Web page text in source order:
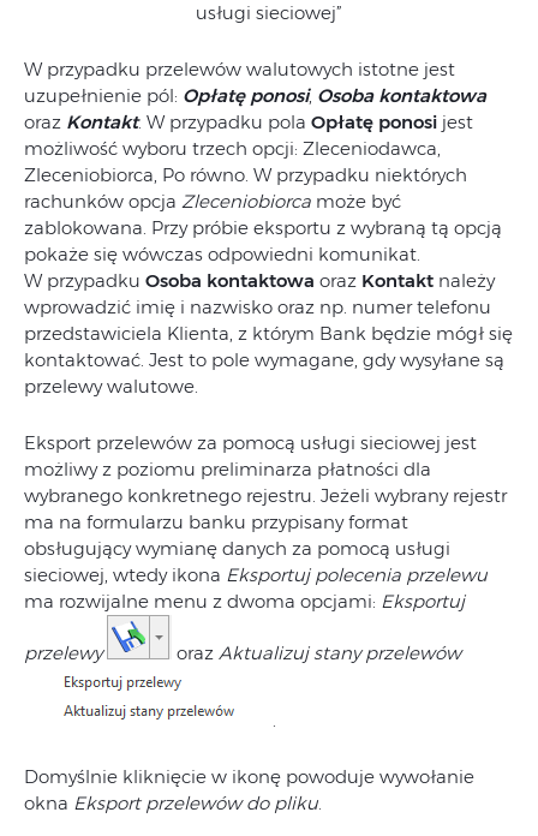
usługi sieciowej”
W przypadku przelewów walutowych istotne jest
uzupełnienie pól: Opłatę ponosi, Osoba kontaktowa
oraz Kontakt. W przypadku pola Opłatę ponosi jest
możliwość wyboru trzech opcji: Zleceniodawca,
Zleceniobiorca, Po równo. W przypadku niektórych
rachunków opcja Zleceniobiorca może być
zablokowana. Przy próbie eksportu z wybraną tą opcją
pokaże się wówczas odpowiedni komunikat.
W przypadku Osoba kontaktowa oraz Kontakt należy
wprowadzić imię i nazwisko oraz np. numer telefonu
przedstawiciela Klienta, z którym Bank będzie mógł się
kontaktować. Jest to pole wymagane, gdy wysyłane są
przelewy walutowe.
Eksport przelewów za pomocą usługi sieciowej jest
możliwy z poziomu preliminarza płatności dla
wybranego konkretnego rejestru. Jeżeli wybrany rejestr
ma na formularzu banku przypisany format
obsługujący wymianę danych za pomocą usługi
sieciowej, wtedy ikona Eksportuj polecenia przelewu
ma rozwijalne menu z dwoma opcjami: Eksportuj
przelewy oraz Aktualizuj stany przelewów
.
Domyślnie kliknięcie w ikonę powoduje wywołanie
okna Eksport przelewów do pliku.